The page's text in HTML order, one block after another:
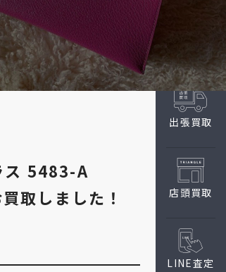
出張買取
店頭買取
LINE査定
ス 5483-A
しました！